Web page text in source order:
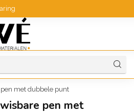
met dubbele punt
pen met